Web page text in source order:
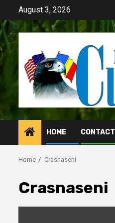
content
August 3, 2026
HOME CONTACT
Home Crasnaseni
Crasnaseni